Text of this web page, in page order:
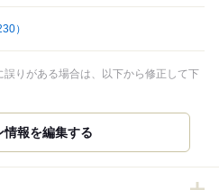
）
りがある場合は、以下から修正して下
情報を編集する